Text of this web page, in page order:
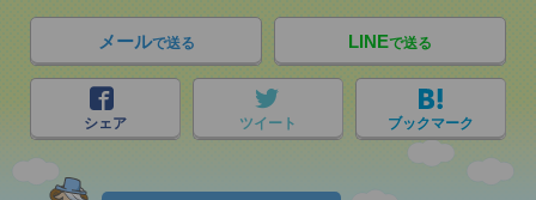
メールで送る LINEで送る
シェア ツイート ブックマーク